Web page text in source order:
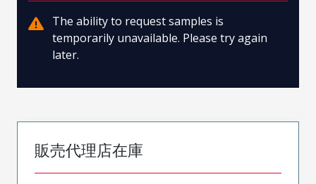
The ability to request samples is
temporarily unavailable. Please try again
later.
販売代理店在庫